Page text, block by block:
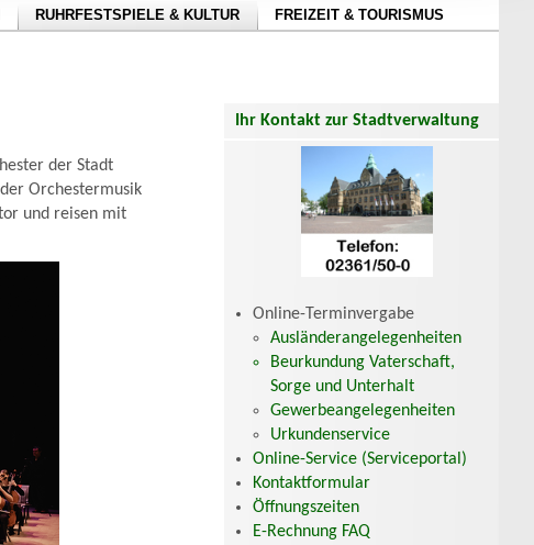
RUHRFESTSPIELE & KULTUR FREIZEIT & TOURISMUS
der Stadt
Orchestermusik
und reisen mit
Ihr Kontakt zur Stadtverwaltung
Online-Terminvergabe
Ausländerangelegenheiten
Beurkundung Vaterschaft,
Sorge und Unterhalt
Gewerbeangelegenheiten
Urkundenservice
Online-Service (Serviceportal)
Kontaktformular
Öffnungszeiten
E-Rechnung FAQ